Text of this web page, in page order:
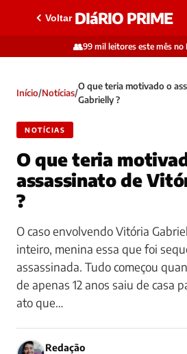
Voltar DIáRIO PRIME
👥99 mil leitores este mês no
Início/Notícias/
O que teria motivado o
Gabrielly ?
NOTÍCIAS
O que teria
assassinato de
?
O caso envolvendo Vitória
inteiro, menina essa que foi
assassinada. Tudo começou
de apenas 12 anos saiu de casa
ato que…
Redação